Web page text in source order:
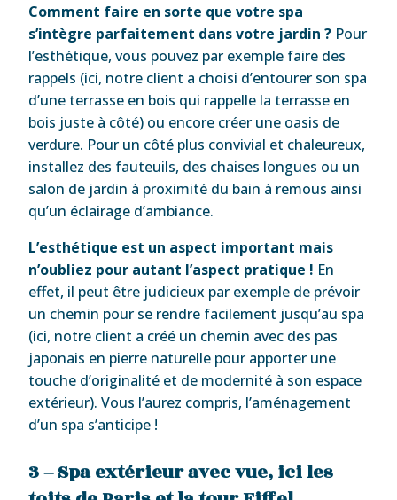
Comment faire en sorte que votre spa
s’intègre parfaitement dans votre jardin ? Pour
l’esthétique, vous pouvez par exemple faire des
rappels (ici, notre client a choisi d’entourer son spa
d’une terrasse en bois qui rappelle la terrasse en
bois juste à côté) ou encore créer une oasis de
verdure. Pour un côté plus convivial et chaleureux,
installez des fauteuils, des chaises longues ou un
salon de jardin à proximité du bain à remous ainsi
qu’un éclairage d’ambiance.
L’esthétique est un aspect important mais
n’oubliez pour autant l’aspect pratique ! En
effet, il peut être judicieux par exemple de prévoir
un chemin pour se rendre facilement jusqu’au spa
(ici, notre client a créé un chemin avec des pas
japonais en pierre naturelle pour apporter une
touche d’originalité et de modernité à son espace
extérieur). Vous l’aurez compris, l’aménagement
d’un spa s’anticipe !
3 – Spa extérieur avec vue, ici les